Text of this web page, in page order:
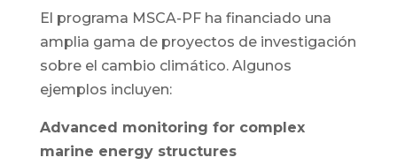
El programa MSCA-PF ha financiado una
amplia gama de proyectos de investigación
sobre el cambio climático. Algunos
ejemplos incluyen:
Advanced monitoring for complex
marine energy structures